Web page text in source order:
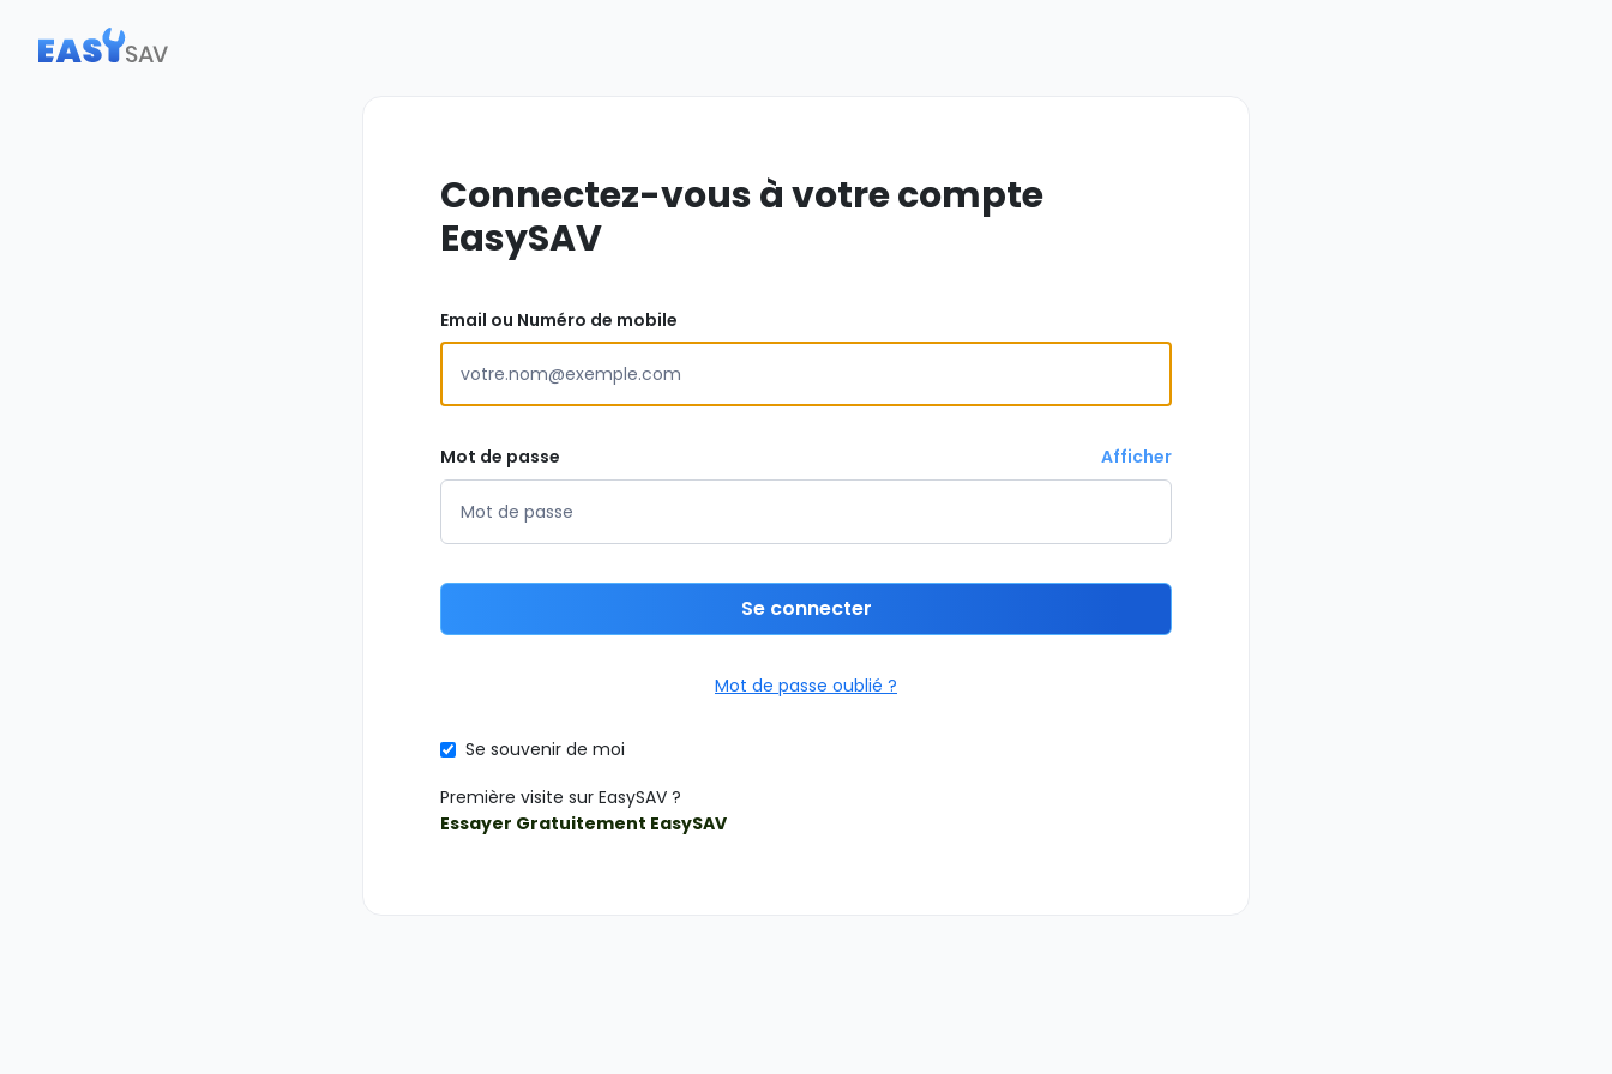
Connectez-vous à votre compte
EasySAV
Email ou Numéro de mobile
Mot de passe Afficher
Se connecter
Mot de passe oublié ?
Se souvenir de moi
Première visite sur EasySAV ?
Essayer Gratuitement EasySAV